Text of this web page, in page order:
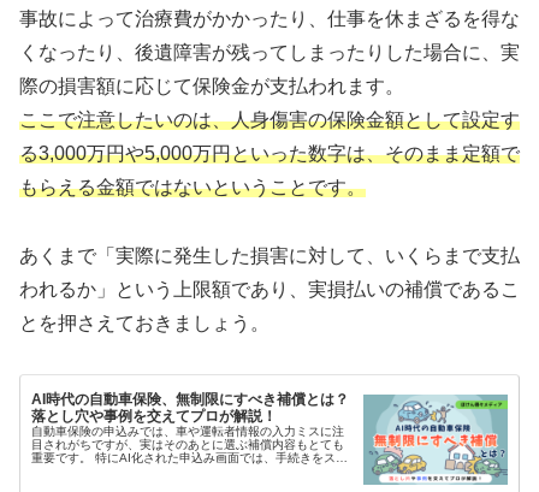
事故によって治療費がかかったり、仕事を休まざるを得な
くなったり、後遺障害が残ってしまったりした場合に、実
際の損害額に応じて保険金が支払われます。
ここで注意したいのは、人身傷害の保険金額として設定す
る3,000万円や5,000万円といった数字は、そのまま定額で
もらえる金額ではないということです。
あくまで「実際に発生した損害に対して、いくらまで支払
われるか」という上限額であり、実損払いの補償であるこ
とを押さえておきましょう。
AI時代の自動車保険、無制限にすべき補償とは？
落とし穴や事例を交えてプロが解説！
自動車保険の申込みでは、車や運転者情報の入力ミスに注
目されがちですが、実はそのあとに選ぶ補償内容もとても
重要です。 特にAI化された申込み画面では、手続きをスム